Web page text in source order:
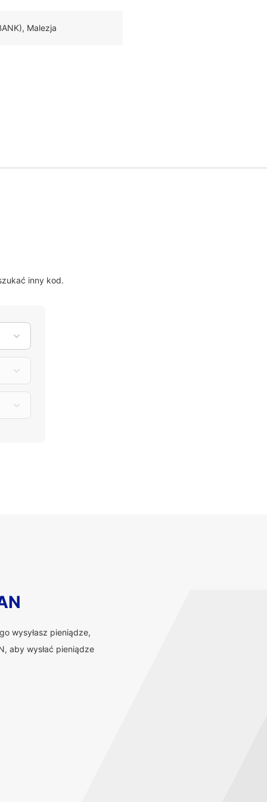
Malezja
inny kod.
wysyłasz pieniądze,
aby wysłać pieniądze